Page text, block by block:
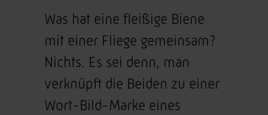
Was hat eine fleißige Biene
mit einer Fliege gemeinsam?
Nichts. Es sei denn, man
verknüpft die Beiden zu einer
Wort-Bild-Marke eines